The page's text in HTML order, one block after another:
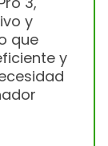
y
que
y